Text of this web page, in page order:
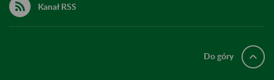
Kanał RSS
Do góry